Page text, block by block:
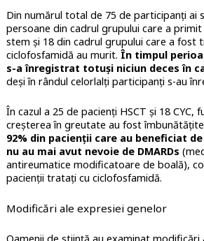
Din numărul total de 75 de participanți ai
persoane din cadrul grupului care a
stem și 18 din cadrul grupului care a fost
ciclofosfamidă au murit. În timpul
s-a înregistrat totuși niciun deces în
deși în rândul celorlalți participanți s-au
În cazul a 25 de pacienți HSCT și 18 CYC,
creșterea în greutate au fost
92% din pacienții care au beneficiat
nu au mai avut nevoie de DMARDs
antireumatice modificatoare de boală),
pacienții tratați cu ciclofosfamidă.
Modificări ale expresiei genelor
Oamenii de știință au examinat modificări